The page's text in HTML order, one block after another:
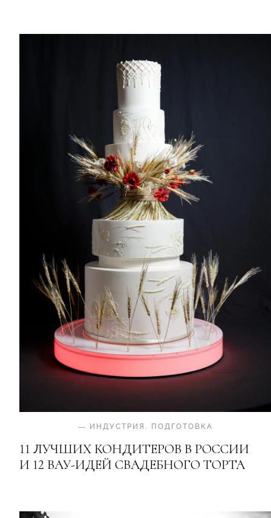
— ИНДУСТРИЯ . ПОДГОТОВКА
11 ЛУЧШИХ КОНДИТЕРОВ В РОССИИ
И 12 ВАУ-ИДЕЙ СВАДЕБНОГО ТОРТА